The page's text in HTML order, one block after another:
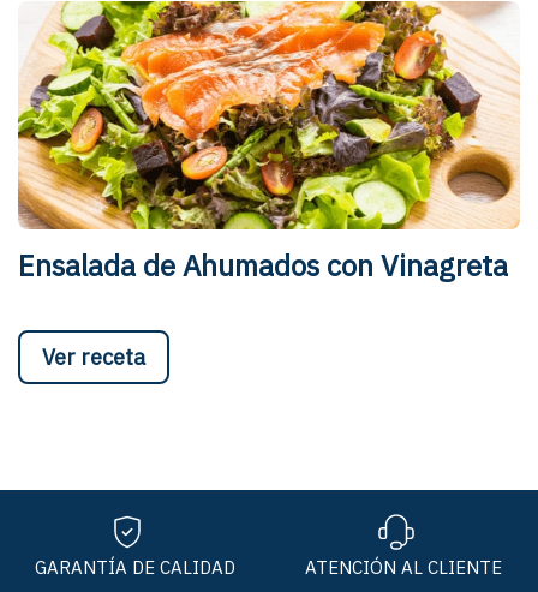
Ensalada de Ahumados con Vinagreta
Ver receta
GARANTÍA DE CALIDAD ATENCIÓN AL CLIENTE